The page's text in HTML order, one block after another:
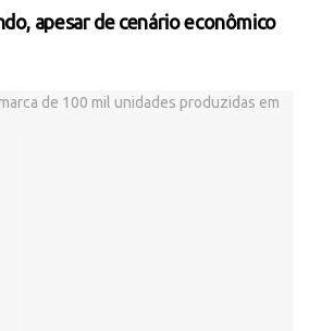
apesar de cenário econômico